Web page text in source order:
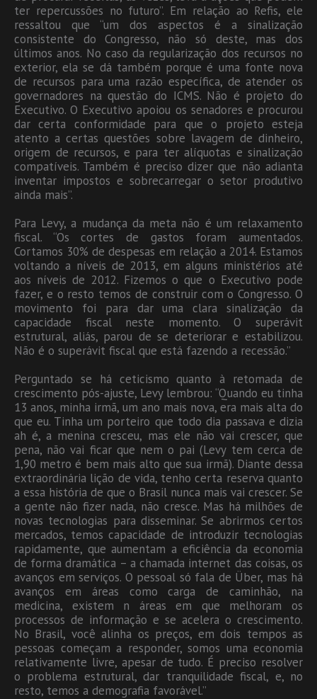
ter repercussões no futuro”. Em relação ao Refis, ele
ressaltou que “um dos aspectos é a sinalização
consistente do Congresso, não só deste, mas dos
últimos anos. No caso da regularização dos recursos no
exterior, ela se dá também porque é uma fonte nova
de recursos para uma razão específica, de atender os
governadores na questão do ICMS. Não é projeto do
Executivo. O Executivo apoiou os senadores e procurou
dar certa conformidade para que o projeto esteja
atento a certas questões sobre lavagem de dinheiro,
origem de recursos, e para ter alíquotas e sinalização
compatíveis. Também é preciso dizer que não adianta
inventar impostos e sobrecarregar o setor produtivo
ainda mais”.
Para Levy, a mudança da meta não é um relaxamento
fiscal. “Os cortes de gastos foram aumentados.
Cortamos 30% de despesas em relação a 2014. Estamos
voltando a níveis de 2013, em alguns ministérios até
aos níveis de 2012. Fizemos o que o Executivo pode
fazer, e o resto temos de construir com o Congresso. O
movimento foi para dar uma clara sinalização da
capacidade fiscal neste momento. O superávit
estrutural, aliás, parou de se deteriorar e estabilizou.
Não é o superávit fiscal que está fazendo a recessão.”
Perguntado se há ceticismo quanto à retomada de
crescimento pós-ajuste, Levy lembrou: “Quando eu tinha
13 anos, minha irmã, um ano mais nova, era mais alta do
que eu. Tinha um porteiro que todo dia passava e dizia
ah é, a menina cresceu, mas ele não vai crescer, que
pena, não vai ficar que nem o pai (Levy tem cerca de
1,90 metro é bem mais alto que sua irmã). Diante dessa
extraordinária lição de vida, tenho certa reserva quanto
a essa história de que o Brasil nunca mais vai crescer. Se
a gente não fizer nada, não cresce. Mas há milhões de
novas tecnologias para disseminar. Se abrirmos certos
mercados, temos capacidade de introduzir tecnologias
rapidamente, que aumentam a eficiência da economia
de forma dramática – a chamada internet das coisas, os
avanços em serviços. O pessoal só fala de Über, mas há
avanços em áreas como carga de caminhão, na
medicina, existem n áreas em que melhoram os
processos de informação e se acelera o crescimento.
No Brasil, você alinha os preços, em dois tempos as
pessoas começam a responder, somos uma economia
relativamente livre, apesar de tudo. É preciso resolver
o problema estrutural, dar tranquilidade fiscal, e, no
resto, temos a demografia favorável.”